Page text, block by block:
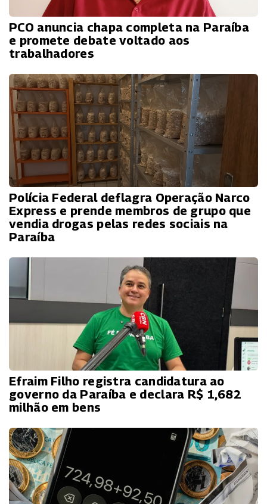
PCO anuncia chapa completa na Paraíba
e promete debate voltado aos
trabalhadores
Polícia Federal deflagra Operação Narco
Express e prende membros de grupo que
vendia drogas pelas redes sociais na
Paraíba
Efraim Filho registra candidatura ao
governo da Paraíba e declara R$ 1,682
milhão em bens